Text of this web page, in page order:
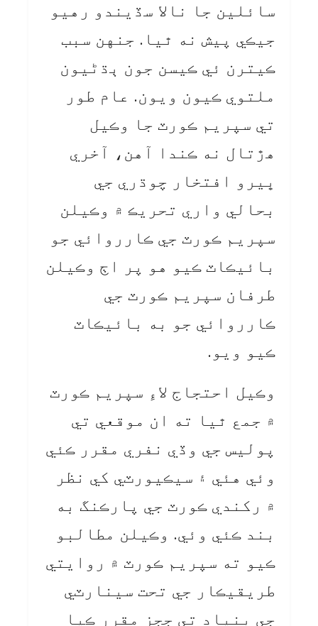
سائلين جا نالا سڏيندو رهيو
جيڪي پيش نه ٿيا. جنهن سبب
ڪيترن ئي ڪيسن جون ٻڌڻيون
ملتوي ڪيون ويون. عام طور
تي سپريم ڪورٽ جا وڪيل
هڙتال نه ڪندا آهن، آخري
ڀيرو افتخار چوڌري جي
بحالي واري تحريڪ ۾ وڪيلن
سپريم ڪورٽ جي ڪارروائي جو
بائيڪاٽ ڪيو هو پر اڄ وڪيلن
طرفان سپريم ڪورٽ جي
ڪارروائي جو به بائيڪاٽ
ڪيو ويو.
وڪيل احتجاج لاءِ سپريم ڪورٽ
۾ جمع ٿيا ته ان موقعي تي
پوليس جي وڏي نفري مقرر ڪئي
وئي هئي ۽ سيڪيورٽي کي نظر
۾ رکندي ڪورٽ جي پارڪنگ به
بند ڪئي وئي. وڪيلن مطالبو
ڪيو ته سپريم ڪورٽ ۾ روايتي
طريقيڪار جي تحت سينارٽي
جي بنياد تي ججز مقرر ڪيا